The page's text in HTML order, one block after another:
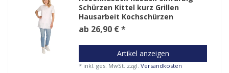
Schürzen Kittel kurz Grillen
Hausarbeit Kochschürzen
ab 26,90 € *
Artikel anzeigen
* inkl. ges. MwSt. zzgl.Versandkosten